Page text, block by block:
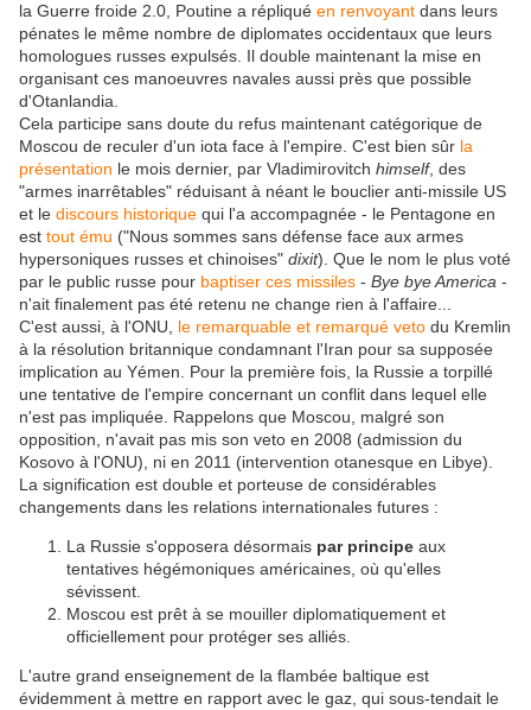
la Guerre froide 2.0, Poutine a répliqué en renvoyant dans leurs
pénates le même nombre de diplomates occidentaux que leurs
homologues russes expulsés. Il double maintenant la mise en
organisant ces manoeuvres navales aussi près que possible
d'Otanlandia.
Cela participe sans doute du refus maintenant catégorique de
Moscou de reculer d'un iota face à l'empire. C'est bien sûr la
présentation le mois dernier, par Vladimirovitch himself, des
"armes inarrêtables" réduisant à néant le bouclier anti-missile US
et le discours historique qui l'a accompagnée - le Pentagone en
est tout ému ("Nous sommes sans défense face aux armes
hypersoniques russes et chinoises" dixit). Que le nom le plus voté
par le public russe pour baptiser ces missiles - Bye bye America -
n'ait finalement pas été retenu ne change rien à l'affaire...
C'est aussi, à l'ONU, le remarquable et remarqué veto du Kremlin
à la résolution britannique condamnant l'Iran pour sa supposée
implication au Yémen. Pour la première fois, la Russie a torpillé
une tentative de l'empire concernant un conflit dans lequel elle
n'est pas impliquée. Rappelons que Moscou, malgré son
opposition, n'avait pas mis son veto en 2008 (admission du
Kosovo à l'ONU), ni en 2011 (intervention otanesque en Libye).
La signification est double et porteuse de considérables
changements dans les relations internationales futures :
La Russie s'opposera désormais par principe aux
tentatives hégémoniques américaines, où qu'elles
sévissent.
Moscou est prêt à se mouiller diplomatiquement et
officiellement pour protéger ses alliés.
L'autre grand enseignement de la flambée baltique est
évidemment à mettre en rapport avec le gaz, qui sous-tendait le